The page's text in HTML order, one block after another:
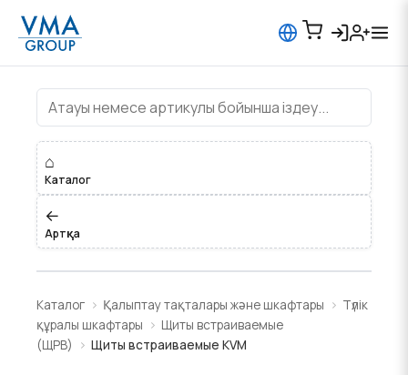
Щиты встраиваемые KVM
⌂
Каталог
←
Артқа
Каталог Қалыптау тақталары және шкафтары
Түлік
құралы шкафтары
Щиты встраиваемые
(ЩРВ)
Щиты встраиваемые KVM